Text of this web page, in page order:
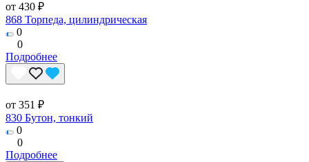
от 430 ₽
868 Торпеда, цилиндрическая
0
0
Подробнее
от 351 ₽
830 Бутон, тонкий
0
0
Подробнее